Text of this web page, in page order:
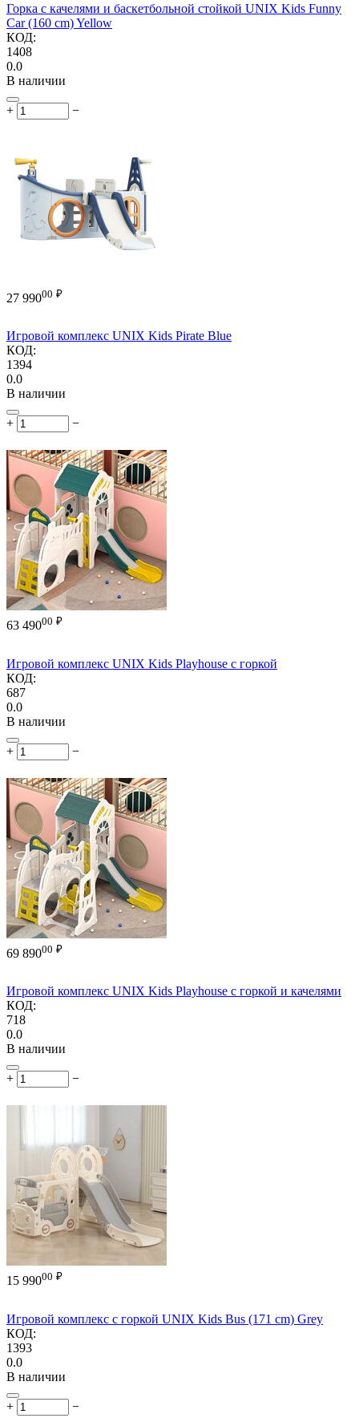
Горка с качелями и баскетбольной стойкой UNIX Kids Funny
Car (160 cm) Yellow
КОД:
1408
0.0
В наличии
+ −
27 99000 ₽
Игровой комплекс UNIX Kids Pirate Blue
КОД:
1394
0.0
В наличии
+ −
63 49000 ₽
Игровой комплекс UNIX Kids Playhouse с горкой
КОД:
687
0.0
В наличии
+ −
69 89000 ₽
Игровой комплекс UNIX Kids Playhouse с горкой и качелями
КОД:
718
0.0
В наличии
+ −
15 99000 ₽
Игровой комплекс с горкой UNIX Kids Bus (171 cm) Grey
КОД:
1393
0.0
В наличии
+ −